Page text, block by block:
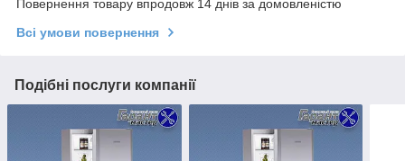
Повернення товару впродовж 14 днів за домовленістю
Всі умови повернення
Подібні послуги компанії